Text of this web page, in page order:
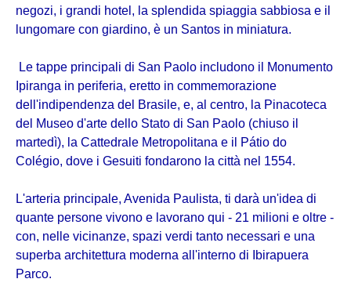
negozi, i grandi hotel, la splendida spiaggia sabbiosa e il
lungomare con giardino, è un Santos in miniatura.
Le tappe principali di San Paolo includono il Monumento
Ipiranga in periferia, eretto in commemorazione
dell'indipendenza del Brasile, e, al centro, la Pinacoteca
del Museo d'arte dello Stato di San Paolo (chiuso il
martedì), la Cattedrale Metropolitana e il Pátio do
Colégio, dove i Gesuiti fondarono la città nel 1554.
L'arteria principale, Avenida Paulista, ti darà un'idea di
quante persone vivono e lavorano qui - 21 milioni e oltre -
con, nelle vicinanze, spazi verdi tanto necessari e una
superba architettura moderna all'interno di Ibirapuera
Parco.